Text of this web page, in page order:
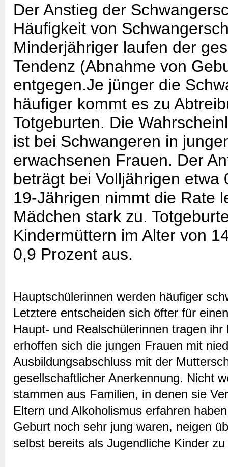
Der Anstieg der
Häufigkeit von
Minderjähriger laufen der
Tendenz (Abnahme von
entgegen.Je jünger die
häufiger kommt es zu
Totgeburten. Die
ist bei Schwangeren in
erwachsenen Frauen. Der
beträgt bei Volljährigen etwa
19-Jährigen nimmt die Rate
Mädchen stark zu.
Kindermüttern im Alter von
0,9 Prozent aus.
Hauptschülerinnen werden häufiger
Letztere entscheiden sich öfter für
Haupt- und Realschülerinnen tragen
erhoffen sich die jungen Frauen mit
Ausbildungsabschluss mit der
gesellschaftlicher Anerkennung. Nicht
stammen aus Familien, in denen sie
Eltern und Alkoholismus erfahren
Geburt noch sehr jung waren, neigen
selbst bereits als Jugendliche Kinder